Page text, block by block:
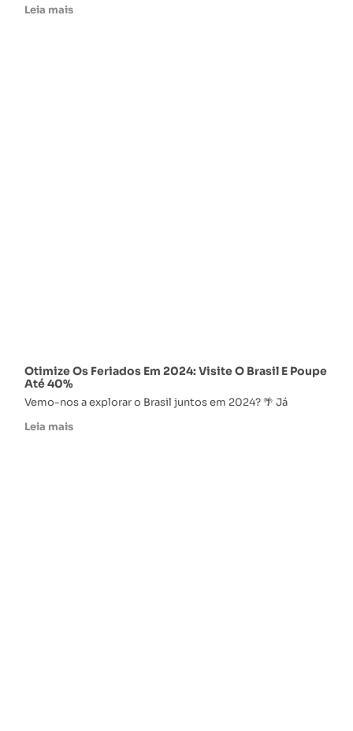
Leia mais
Otimize Os Feriados Em 2024: Visite O Brasil E Poupe
Até 40%
Vemo-nos a explorar o Brasil juntos em 2024? 🌴 Já
Leia mais